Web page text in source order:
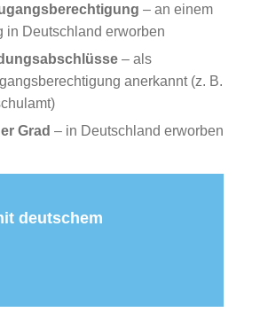
– an einem
in Deutschland erworben
– als
anerkannt (z. B.
Grad – in Deutschland erworben
deutschem